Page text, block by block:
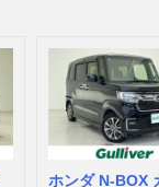
ホンダ N-BOX